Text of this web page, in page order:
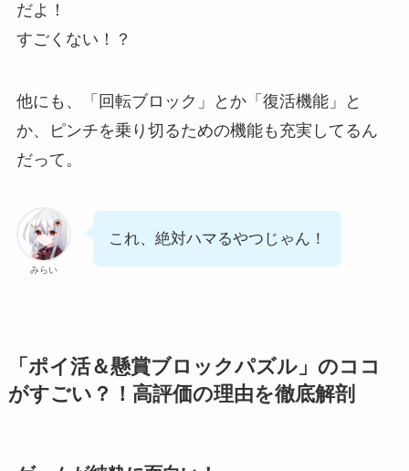
だよ！
すごくない！？
他にも、「回転ブロック」とか「復活機能」と
か、ピンチを乗り切るための機能も充実してるん
だって。
みらい
これ、絶対ハマるやつじゃん！
「ポイ活＆懸賞ブロックパズル」のココ
がすごい？！高評価の理由を徹底解剖